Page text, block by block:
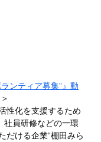
ンティア募集”』動
性化を支援するため
社員研修などの一環
だける企業“棚田みら